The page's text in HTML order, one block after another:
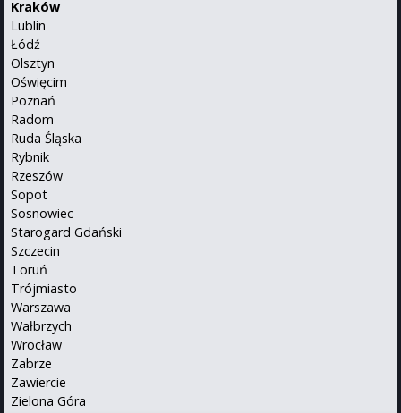
Kraków
Lublin
Łódź
Olsztyn
Oświęcim
Poznań
Radom
Ruda Śląska
Rybnik
Rzeszów
Sopot
Sosnowiec
Starogard Gdański
Szczecin
Toruń
Trójmiasto
Warszawa
Wałbrzych
Wrocław
Zabrze
Zawiercie
Zielona Góra